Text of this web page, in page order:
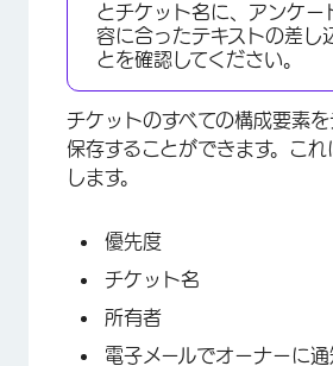
とチケット名に、アンケー
容に合ったテキストの差し
とを確認してください。
チケットのすべての構成要素
保存することができます。こ
します。
優先度
チケット名
所有者
電子メールでオーナーに